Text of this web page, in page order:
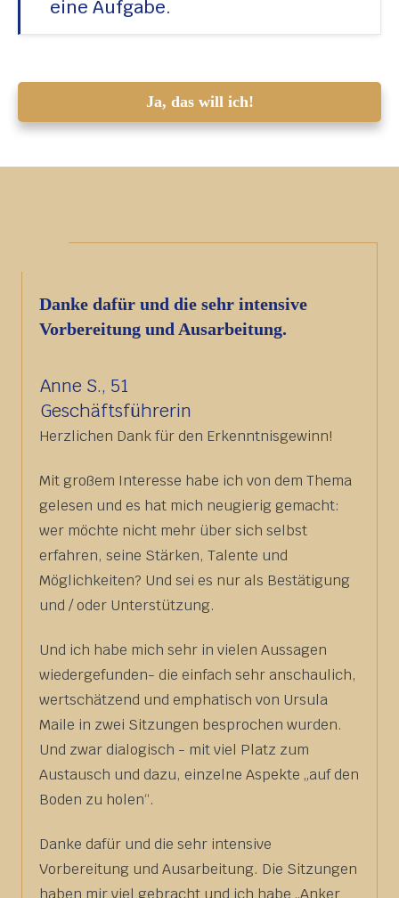
eine Aufgabe.
Ja, das will ich!
Danke dafür und die sehr intensive
Vorbereitung und Ausarbeitung.
Anne S., 51
Geschäftsführerin
Herzlichen Dank für den Erkenntnisgewinn!
Mit großem Interesse habe ich von dem Thema
gelesen und es hat mich neugierig gemacht:
wer möchte nicht mehr über sich selbst
erfahren, seine Stärken, Talente und
Möglichkeiten? Und sei es nur als Bestätigung
und / oder Unterstützung.
Und ich habe mich sehr in vielen Aussagen
wiedergefunden- die einfach sehr anschaulich,
wertschätzend und emphatisch von Ursula
Maile in zwei Sitzungen besprochen wurden.
Und zwar dialogisch - mit viel Platz zum
Austausch und dazu, einzelne Aspekte „auf den
Boden zu holen“.
Danke dafür und die sehr intensive
Vorbereitung und Ausarbeitung. Die Sitzungen